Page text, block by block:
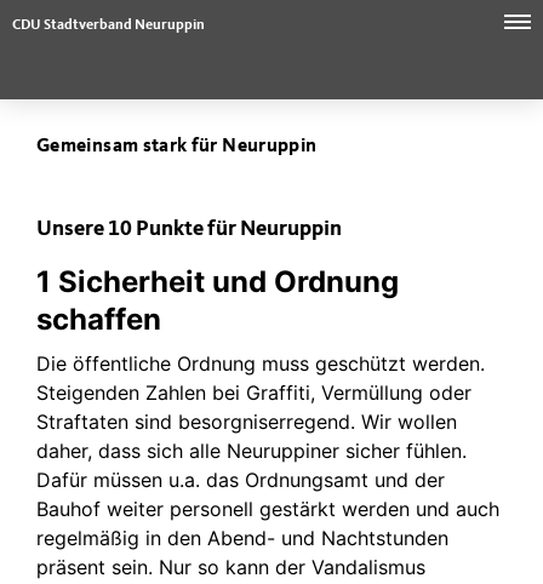
CDU Stadtverband Neuruppin
Gemeinsam stark für Neuruppin
Unsere 10 Punkte für Neuruppin
1 Sicherheit und Ordnung
schaffen
Die öffentliche Ordnung muss geschützt werden.
Steigenden Zahlen bei Graffiti, Vermüllung oder
Straftaten sind besorgniserregend. Wir wollen
daher, dass sich alle Neuruppiner sicher fühlen.
Dafür müssen u.a. das Ordnungsamt und der
Bauhof weiter personell gestärkt werden und auch
regelmäßig in den Abend- und Nachtstunden
präsent sein. Nur so kann der Vandalismus